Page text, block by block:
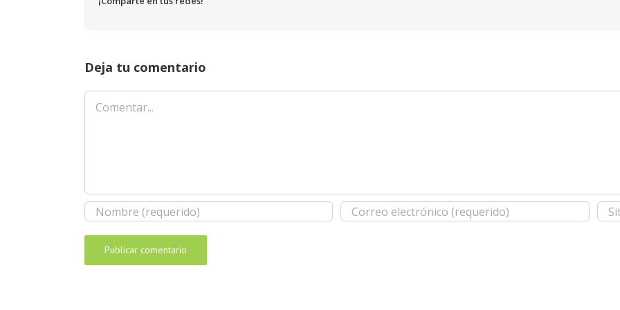
Deja tu comentario
Comentar